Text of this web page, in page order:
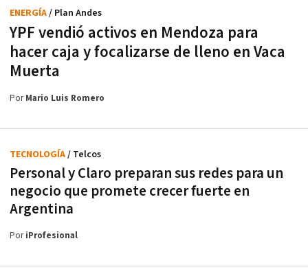
YPF vendió activos en Mendoza para
hacer caja y focalizarse de lleno en Vaca
Muerta
ENERGÍA/ Plan Andes
PorMario Luis Romero
Personal y Claro preparan sus redes para un
negocio que promete crecer fuerte en
Argentina
TECNOLOGÍA/ Telcos
PoriProfesional